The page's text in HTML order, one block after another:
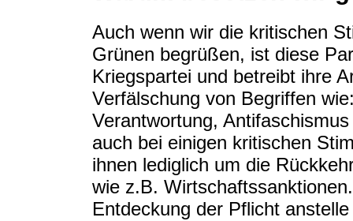
Auch wenn wir die kritischen
Grünen begrüßen, ist diese
Kriegspartei und betreibt ihre
Verfälschung von Begriffen
Verantwortung,
auch bei einigen kritischen
ihnen lediglich um die
wie z.B.
Entdeckung der Pflicht